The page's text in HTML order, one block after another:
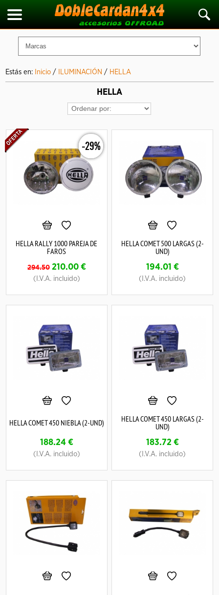
Estás en: Inicio / ILUMINACIÓN / HELLA
HELLA
-29%
HELLA RALLY 1000 PAREJA DE
FAROS
294.50 210.00€
(I.V.A. incluido)
HELLA COMET 500 LARGAS (2-
UND)
194.01 €
(I.V.A. incluido)
HELLA COMET 450 NIEBLA (2-UND)
188.24€
(I.V.A. incluido)
HELLA COMET 450 LARGAS (2-
UND)
183.72 €
(I.V.A. incluido)